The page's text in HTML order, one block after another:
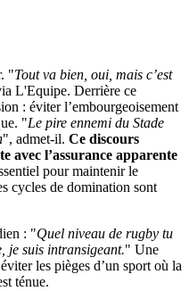
"Tout va bien, oui, mais c’est
L'Equipe. Derrière ce
: éviter l’embourgeoisement
"Le pire ennemi du Stade
", admet-il. Ce discours
avec l’assurance apparente
pour maintenir le
cycles de domination sont
: "Quel niveau de rugby tu
je suis intransigeant." Une
les pièges d’un sport où la
ténue.